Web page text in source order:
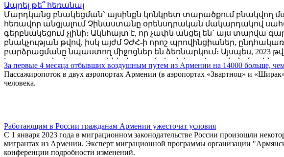
Ապրել թե՞ հեռանալ
Մարդկանց բնակեցման` այսինքն կոնկրետ տարածքում բնակվող
հեռավոր անցյալում Չինաստանը օրենսդրական մակարդակով
գերբնակեցում չլինի։ Ակնհայտ է, որ չափն անցել են` այս
բնակչության թվով, իսկ այժմ ՉԺՀ-ի որոշ պրովինցիաներ,
բարձրացմանը նպաստող միջոցներ են ձեռնարկում։ Այսպես, 2023
հայտարարեց նորապսակների դրամական խրախուսման մասին, ...
За первые 4 месяца отбывших воздушным путем из Армении на 14000 больше,
Пассажиропоток в двух аэропортах Армении (в аэропортах «Звартноц» и
человека.
Работающим в России гражданам Армении ужесточат условия
С 1 января 2023 года в миграционном законодательстве России произошли
мигрантах из Армении. Эксперт миграционной программы организации
конференции подробности изменений.